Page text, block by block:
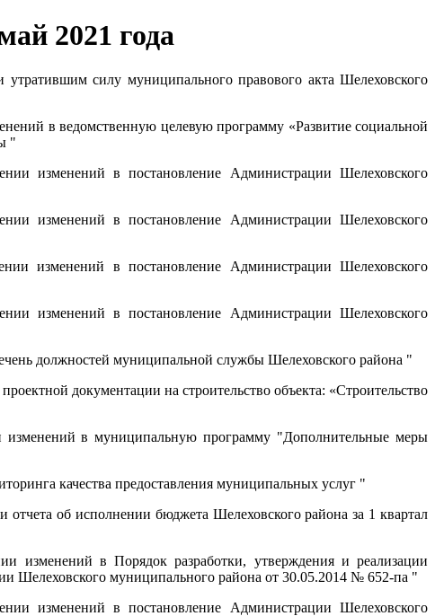
2021 года
силу муниципального правового акта Шелеховского
в ведомственную целевую программу «Развитие социальной
"
изменений в постановление Администрации Шелеховского
изменений в постановление Администрации Шелеховского
изменений в постановление Администрации Шелеховского
изменений в постановление Администрации Шелеховского
должностей муниципальной службы Шелеховского района "
документации на строительство объекта: «Строительство
в муниципальную программу "Дополнительные меры
качества предоставления муниципальных услуг "
отчета об исполнении бюджета Шелеховского района за 1 квартал
изменений в Порядок разработки, утверждения и реализации
Шелеховского муниципального района от 30.05.2014 № 652-па "
изменений в постановление Администрации Шелеховского